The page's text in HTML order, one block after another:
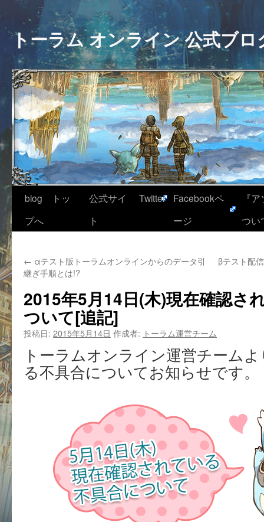
トーラム オンライン 公式ブロ
blog トッ
プへ
公式サイ
ト
Twitter
Facebookペ
ージ
『
つい
← αテスト版トーラムオンラインからのデータ引
継ぎ手順とは!?
βテスト配
2015年5月14日(木)現在確認さ
ついて[追記]
投稿日: 2015年5月14日 作成者: トーラム運営チーム
トーラムオンライン運営チーム
る不具合についてお知らせです。